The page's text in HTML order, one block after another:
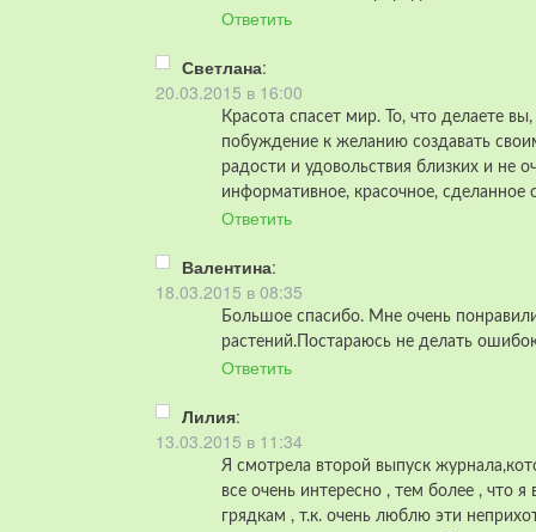
Ответить
Светлана:
20.03.2015 в 16:00
Красота спасет мир. То, что делаете
побуждение к желанию создавать
радости и удовольствия близких и не
информативное, красочное,
Ответить
Валентина:
18.03.2015 в 08:35
Большое спасибо. Мне очень
растений.Постараюсь не делать
Ответить
Лилия:
13.03.2015 в 11:34
Я смотрела второй выпуск
все очень интересно , тем более , что
грядкам , т.к. очень люблю эти